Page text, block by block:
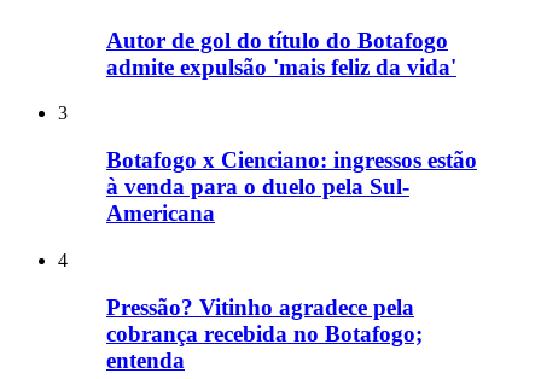
Autor de gol do título do Botafogo
admite expulsão 'mais feliz da vida'
3
Botafogo x Cienciano: ingressos estão
à venda para o duelo pela Sul-
Americana
4
Pressão? Vitinho agradece pela
cobrança recebida no Botafogo;
entenda